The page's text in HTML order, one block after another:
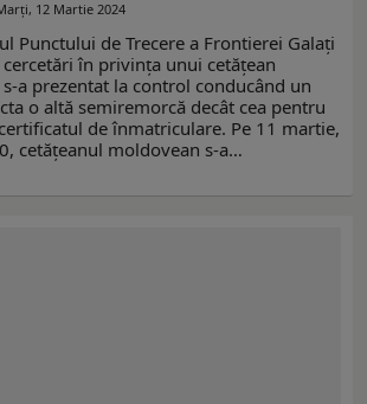
12 Martie 2024
Punctului de Trecere a Frontierei Galați
în privința unui cetățean
a prezentat la control conducând un
o altă semiremorcă decât cea pentru
de înmatriculare. Pe 11 martie,
cetățeanul moldovean s-a…